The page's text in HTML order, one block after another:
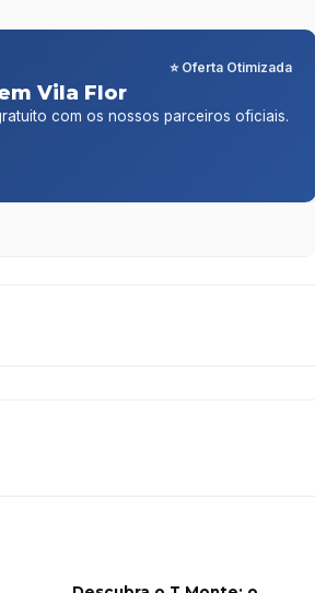
⭐ Oferta Otimizada
Vila Flor
com os nossos parceiros oficiais.